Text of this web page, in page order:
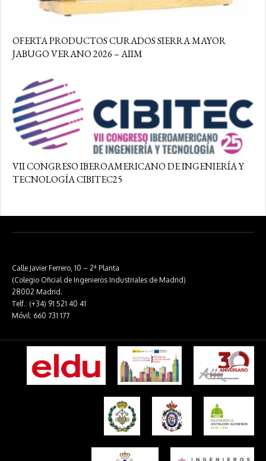
OFERTA PRODUCTOS CURADOS SIERRA MAYOR
JABUGO VERANO 2026 – AIIM
VII CONGRESO IBEROAMERICANO DE INGENIERÍA Y
TECNOLOGÍA CIBITEC25
Calle Javier Ferrero, 10 – 2ª Planta
(Colegio Oficial de Ingenieros Industriales de Madrid)
28002 Madrid.
Telf.: (+34) 91 521 40 41
Móvil: 660 731 177